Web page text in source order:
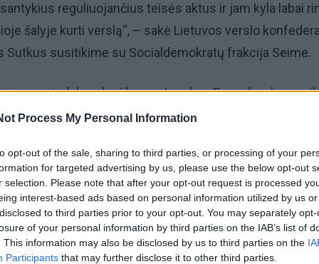
Process My Personal Information
opt-out of the sale, sharing to third parties, or processing of your
for targeted advertising by us, please use the below opt-out
selection. Please note that after your opt-out request is processed
interest-based ads based on personal information utilized by us
to third parties prior to your opt-out. You may separately
of your personal information by third parties on the IAB’s list of
This information may also be disclosed by us to third parties on the
Participants that may further disclose it to other third parties.
reguliuojančius teisės aktus ir jam kyla labai
šalyje kurti verslą“, – sakė Lietuvos verslo
Sutkus susitikime su Socialdemokratų frakcija Seime.
indekse, kurį kasmet sudaro Pasaulio
santykių rodiklius, Lietuva yra antrajame pasaulio šalių
vietą (Latvija – 50, Estija – 12). Darbo santykių
yra tik 106 (Latvija – 24, Estija – 11). „Jeigu norime,
taptų konkurencingesnė, privalome ieškoti
įvairesnių darbo sutarčių formų, taigi ir pokyčiai
yra tiesiog gyvybiškai svarbūs“, – teigė V. Sutkus.